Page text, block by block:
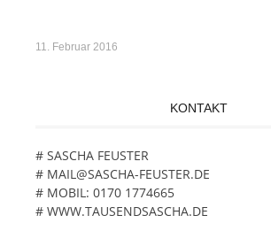
11. Februar 2016
KONTAKT
# SASCHA FEUSTER
# MAIL@SASCHA-FEUSTER.DE
# MOBIL: 0170 1774665
# WWW.TAUSENDSASCHA.DE